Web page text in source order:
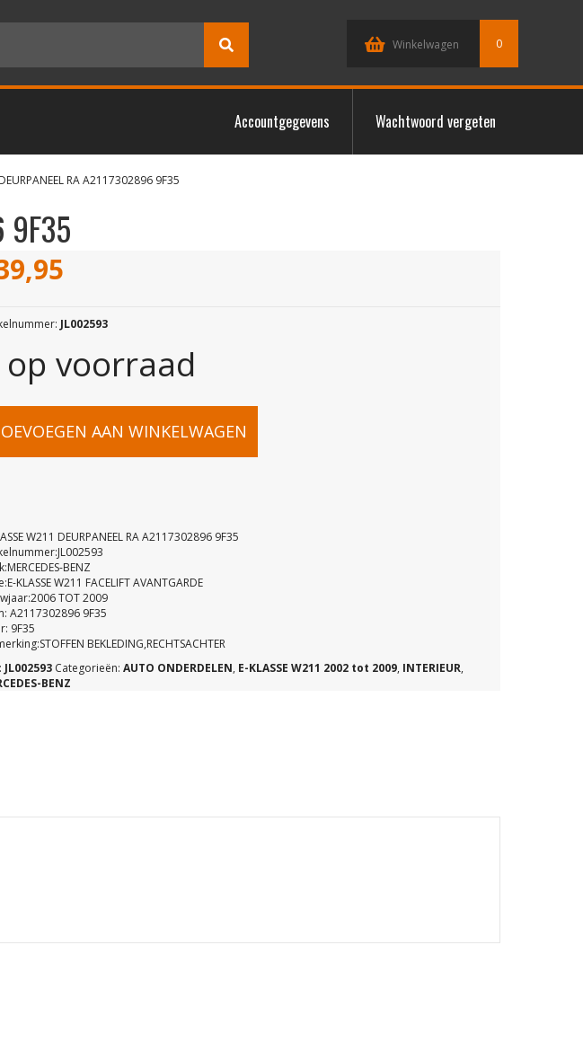
Winkelwagen 0
Accountgegevens Wachtwoord vergeten
RA A2117302896 9F35
9F35
JL002593
op voorraad
AAN WINKELWAGEN
W211 DEURPANEEL RA A2117302896 9F35
BENZ
KLASSE W211 FACELIFT AVANTGARDE
TOT 2009
A2117302896 9F35
9F35
BEKLEDING,RECHTSACHTER
JL002593 Categorieën: AUTO ONDERDELEN, E-KLASSE W211 2002 tot 2009, INTERIEUR,
BENZ